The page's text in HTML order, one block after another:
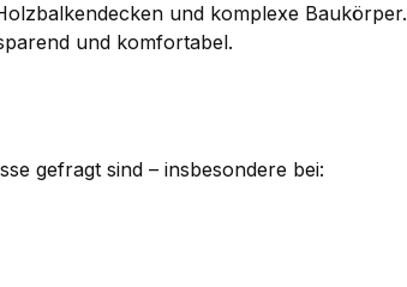
und komplexe Baukörper.
und komfortabel.
gefragt sind – insbesondere bei: